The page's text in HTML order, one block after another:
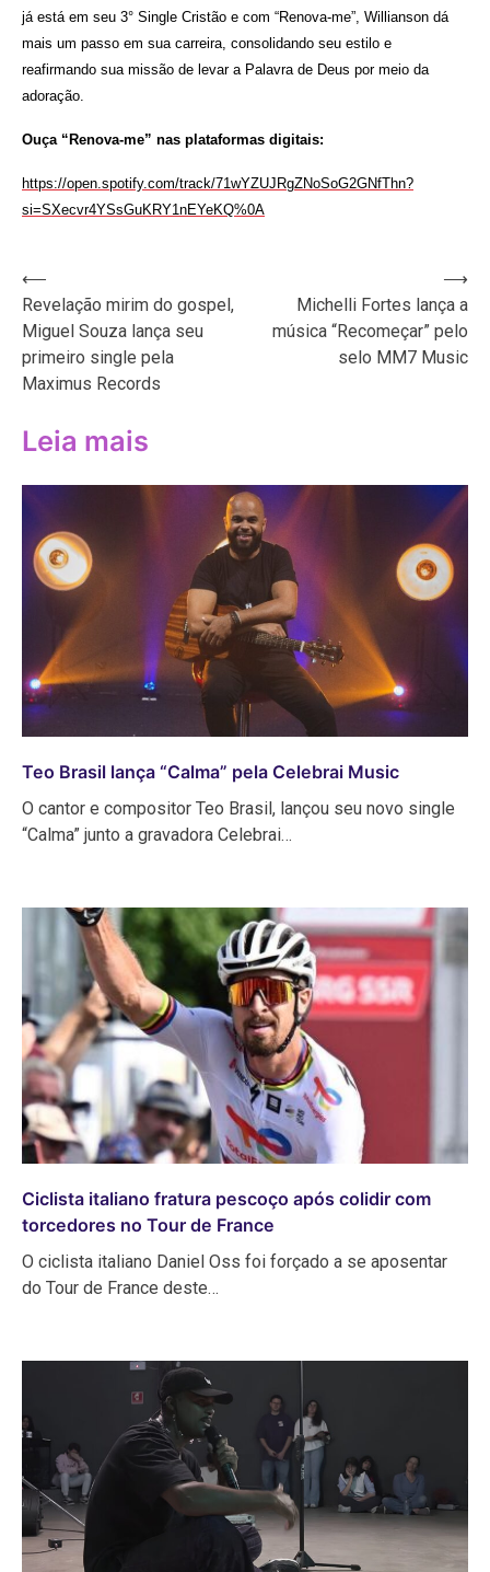
já está em seu 3° Single Cristão e com “Renova-me”, Willianson dá
mais um passo em sua carreira, consolidando seu estilo e
reafirmando sua missão de levar a Palavra de Deus por meio da
adoração.
Ouça “Renova-me” nas plataformas digitais:
https://open.spotify.com/track/71wYZUJRgZNoSoG2GNfThn?
si=SXecvr4YSsGuKRY1nEYeKQ%0A
Navegação
de
Post
⟵
Revelação mirim do gospel,
Miguel Souza lança seu
primeiro single pela
Maximus Records
Michelli Fortes lança a
música “Recomeçar” pelo
selo MM7 Music
⟶
Leia mais
Teo Brasil lança “Calma” pela Celebrai Music
O cantor e compositor Teo Brasil, lançou seu novo single
“Calma” junto a gravadora Celebrai…
Ciclista italiano fratura pescoço após colidir com
torcedores no Tour de France
O ciclista italiano Daniel Oss foi forçado a se aposentar
do Tour de France deste…